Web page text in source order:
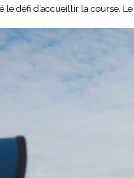
défi d’accueillir la course.